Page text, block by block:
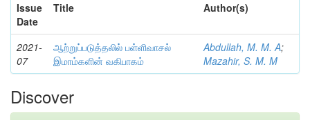
Issue
Date
Title Author(s)
2021-
07
ஆற்றுப்படுத்தலில் பள்ளிவாசல்
இமாம்களின் வகிபாகம்
Abdullah, M. M. A;
Mazahir, S. M. M
Discover